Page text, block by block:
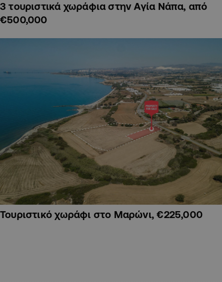
3 τουριστικά χωράφια στην Αγία Νάπα, από
€500,000
Τουριστικό χωράφι στο Μαρώνι, €225,000